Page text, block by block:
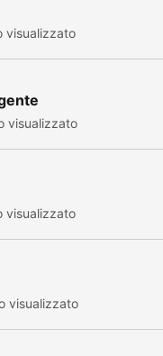
visualizzato
visualizzato
visualizzato
visualizzato